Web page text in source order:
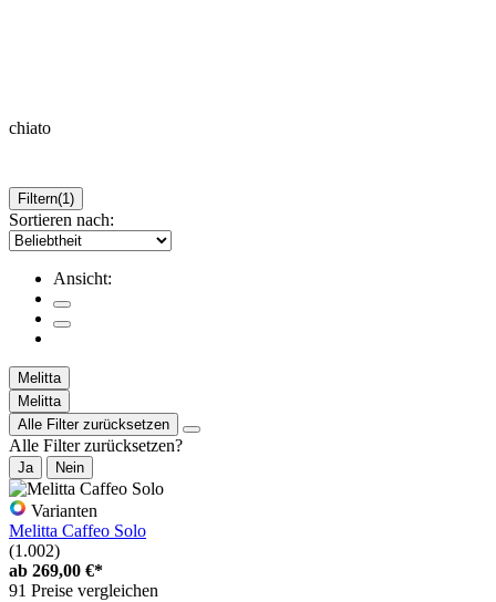
chiato
Filtern(1)
Sortieren nach:
Ansicht:
Melitta
Melitta
Alle Filter zurücksetzen
Alle Filter zurücksetzen?
Ja Nein
Varianten
Melitta Caffeo Solo
(1.002)
ab 269,00 €*
91 Preise vergleichen